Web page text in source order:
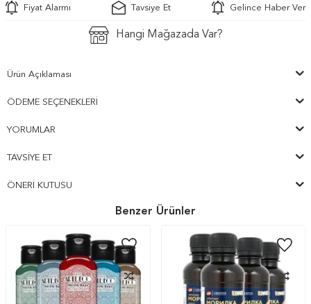
Fiyat Alarmı Tavsiye Et Gelince Haber Ver
Hangi Mağazada Var?
Ürün Açıklaması
ÖDEME SEÇENEKLERI
YORUMLAR
TAVSIYE ET
ÖNERI KUTUSU
Benzer Ürünler